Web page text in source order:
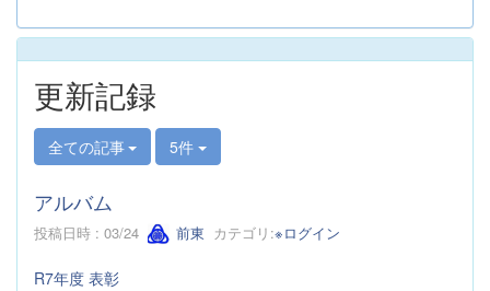
更新記録
全ての記事 5件
アルバム
投稿日時 : 03/24 前東 カテゴリ:※ログイン
R7年度 表彰